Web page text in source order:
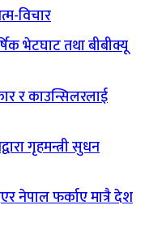
विचार
भेटघाट तथा बीबीक्यू
र काउन्सिलरलाई
गृहमन्त्री सुधन
नेपाल फर्काए मात्रै देश